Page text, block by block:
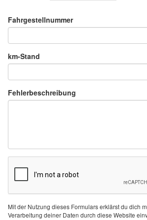
Fahrgestellnummer
km-Stand
Fehlerbeschreibung
Mit der Nutzung dieses Formulars erklärst du dich
Verarbeitung deiner Daten durch diese Website